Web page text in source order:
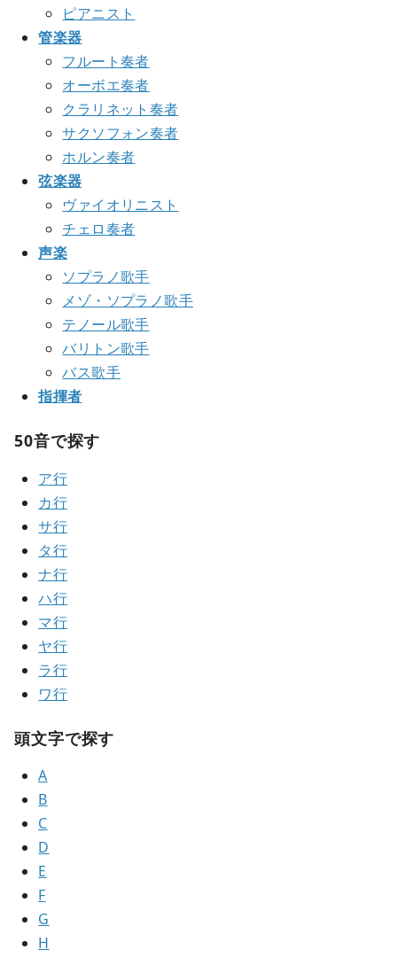
ピアニスト
管楽器
フルート奏者
オーボエ奏者
クラリネット奏者
サクソフォン奏者
ホルン奏者
弦楽器
ヴァイオリニスト
チェロ奏者
声楽
ソプラノ歌手
メゾ・ソプラノ歌手
テノール歌手
バリトン歌手
バス歌手
指揮者
50音で探す
ア行
カ行
サ行
タ行
ナ行
ハ行
マ行
ヤ行
ラ行
ワ行
頭文字で探す
A
B
C
D
E
F
G
H